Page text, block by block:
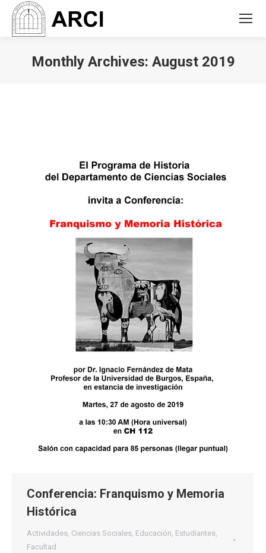
Monthly Archives: August 2019
Conferencia: Franquismo y Memoria
Histórica
Actividades, Ciencias Sociales, Educación, Estudiantes,
Facultad